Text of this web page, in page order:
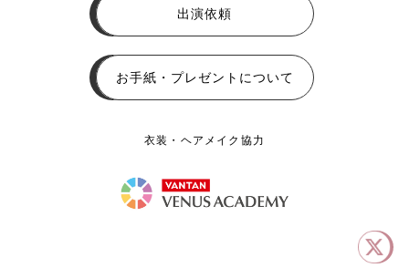
出演依頼
お手紙・プレゼントについて
衣装・ヘアメイク協力